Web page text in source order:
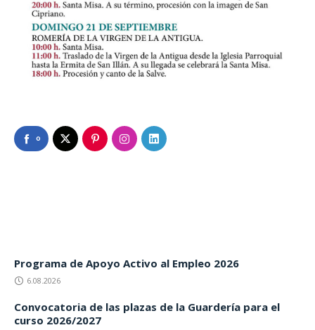
0
Programa de Apoyo Activo al Empleo 2026
6.08.2026
Convocatoria de las plazas de la Guardería para el
curso 2026/2027